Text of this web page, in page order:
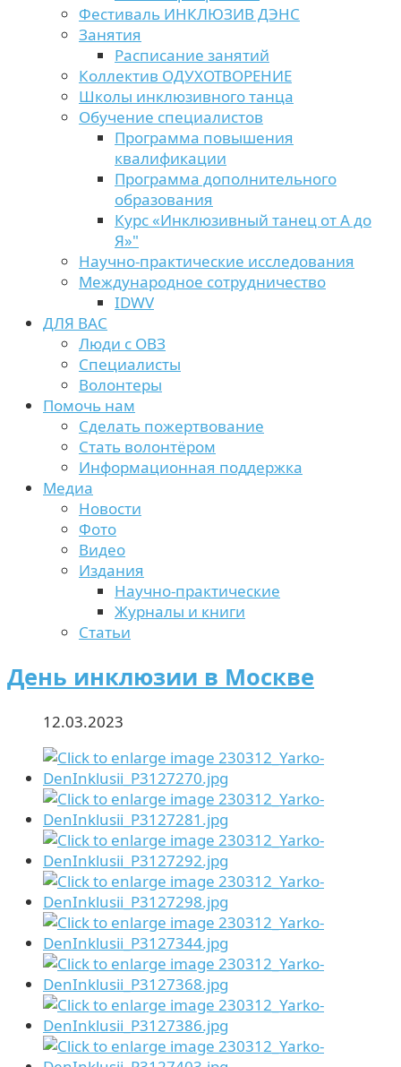
Фестиваль ИНКЛЮЗИВ ДЭНС
Занятия
Расписание занятий
Коллектив ОДУХОТВОРЕНИЕ
Школы инклюзивного танца
Обучение специалистов
Программа повышения
квалификации
Программа дополнительного
образования
Курс «Инклюзивный танец от А до
Я»"
Научно-практические исследования
Международное сотрудничество
IDWV
ДЛЯ ВАС
Люди с ОВЗ
Специалисты
Волонтеры
Помочь нам
Сделать пожертвование
Стать волонтёром
Информационная поддержка
Медиа
Новости
Фото
Видео
Издания
Научно-практические
Журналы и книги
Статьи
День инклюзии в Москве
12.03.2023